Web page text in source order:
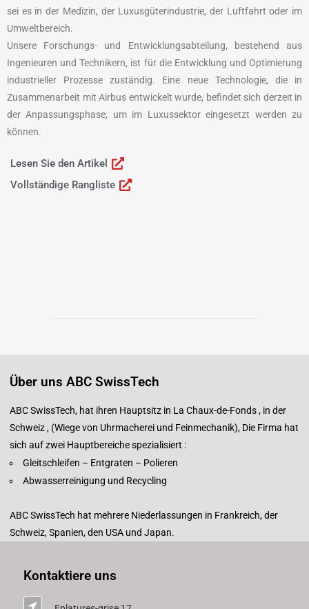
sei es in der Medizin, der Luxusgüterindustrie, der Luftfahrt oder im
Umweltbereich.
Unsere Forschungs- und Entwicklungsabteilung, bestehend aus
Ingenieuren und Technikern, ist für die Entwicklung und Optimierung
industrieller Prozesse zuständig. Eine neue Technologie, die in
Zusammenarbeit mit Airbus entwickelt wurde, befindet sich derzeit in
der Anpassungsphase, um im Luxussektor eingesetzt werden zu
können.
Lesen Sie den Artikel
Vollständige Rangliste
Über uns ABC SwissTech
ABC SwissTech, hat ihren Hauptsitz in La Chaux-de-Fonds , in der
Schweiz , (Wiege von Uhrmacherei und Feinmechanik), Die Firma hat
sich auf zwei Hauptbereiche spezialisiert :
Gleitschleifen – Entgraten – Polieren
Abwasserreinigung und Recycling
ABC SwissTech hat mehrere Niederlassungen in Frankreich, der
Schweiz, Spanien, den USA und Japan.
Kontaktiere uns